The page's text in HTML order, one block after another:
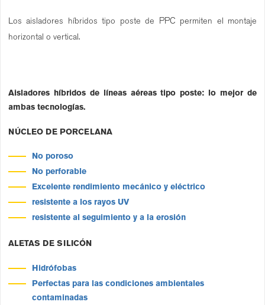
Los aisladores híbridos tipo poste de PPC permiten el montaje
horizontal o vertical.
Aisladores híbridos de líneas aéreas tipo poste: lo mejor de
ambas tecnologías.
NÚCLEO DE PORCELANA
No poroso
No perforable
Excelente rendimiento mecánico y eléctrico
resistente a los rayos UV
resistente al seguimiento y a la erosión
ALETAS DE SILICÓN
Hidrófobas
Perfectas para las condiciones ambientales
contaminadas